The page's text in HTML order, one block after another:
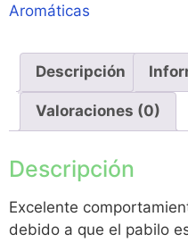
Aromáticas
Descripción
Valoraciones (0)
Descripción
Excelente
debido a que el pabilo